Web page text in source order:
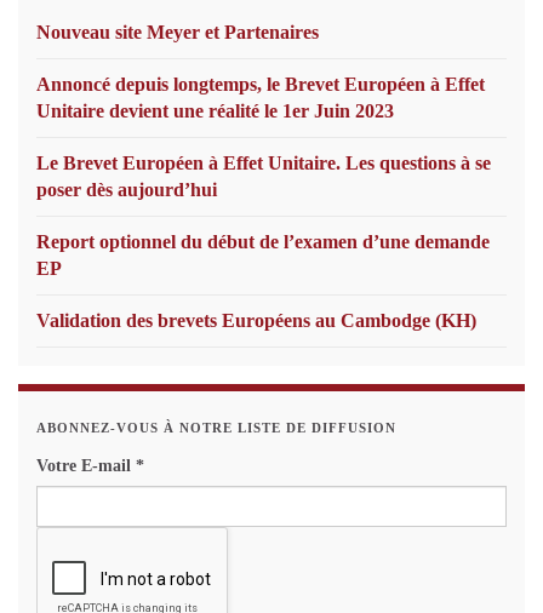
Nouveau site Meyer et Partenaires
Annoncé depuis longtemps, le Brevet Européen à Effet
Unitaire devient une réalité le 1er Juin 2023
Le Brevet Européen à Effet Unitaire. Les questions à se
poser dès aujourd’hui
Report optionnel du début de l’examen d’une demande
EP
Validation des brevets Européens au Cambodge (KH)
ABONNEZ-VOUS À NOTRE LISTE DE DIFFUSION
Votre E-mail *